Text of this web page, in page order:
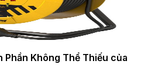
Phần Không Thể Thiếu của